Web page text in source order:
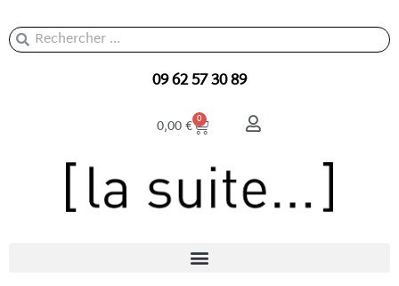
au
contenu
Rechercher
Rechercher
09 62 57 30 89
0,00€ 0
Panier